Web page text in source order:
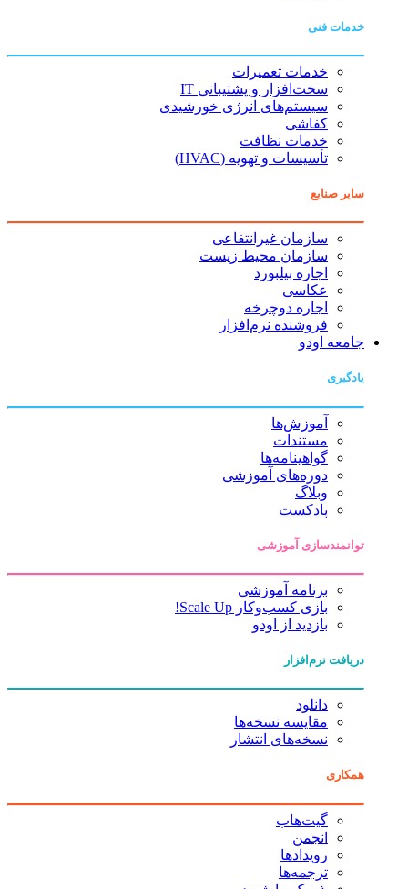
خدمات فنی
خدمات تعمیرات
سخت‌افزار و پشتیبانی IT
سیستم‌های انرژی خورشیدی
کفاشی
خدمات نظافت
تأسیسات و تهویه (HVAC)
سایر صنایع
سازمان غیرانتفاعی
سازمان محیط زیست
اجاره بیلبورد
عکاسی
اجاره دوچرخه
فروشنده نرم‌افزار
جامعه اودو
یادگیری
آموزش‌ها
مستندات
گواهینامه‌ها
دوره‌های آموزشی
وبلاگ
پادکست
توانمندسازی آموزشی
برنامه آموزشی
بازی کسب‌وکار Scale Up!
بازدید از اودو
دریافت نرم‌افزار
دانلود
مقایسه نسخه‌ها
نسخه‌های انتشار
همکاری
گیت‌هاب
انجمن
رویدادها
ترجمه‌ها